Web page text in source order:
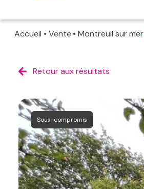
Accueil Vente Montreuil sur mer
Retour aux résultats
Sous-compromis